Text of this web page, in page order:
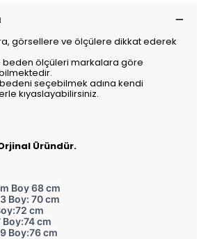
görsellere ve ölçülere dikkat ederek
beden ölçüleri markalara göre
seçebilmek adına kendi
kıyaslayabilirsiniz.
Üründür.
Boy 68 cm
Boy: 70 cm
cm
cm
Boy:76 cm